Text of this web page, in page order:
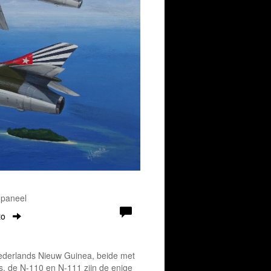
Nieuw Guinea, beide met
de N-110 en N-111 zijn de enige